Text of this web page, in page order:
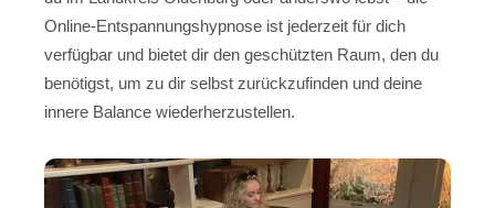
Online-Entspannungshypnose ist jederzeit für dich
verfügbar und bietet dir den geschützten Raum, den du
benötigst, um zu dir selbst zurückzufinden und deine
innere Balance wiederherzustellen.